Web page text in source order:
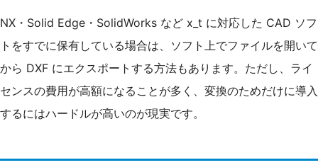
NX・Solid Edge・SolidWorks など x_t に対応した CAD ソフ
トをすでに保有している場合は、ソフト上でファイルを開いて
から DXF にエクスポートする方法もあります。ただし、ライ
センスの費用が高額になることが多く、変換のためだけに導入
するにはハードルが高いのが現実です。